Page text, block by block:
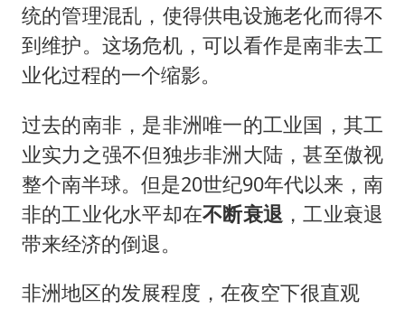
统的管理混乱，使得供电设施老化而得不
到维护。这场危机，可以看作是南非去工
业化过程的一个缩影。
过去的南非，是非洲唯一的工业国，其工
业实力之强不但独步非洲大陆，甚至傲视
整个南半球。但是20世纪90年代以来，南
非的工业化水平却在不断衰退 ，工业衰退
带来经济的倒退。
非洲地区的发展程度，在夜空下很直观